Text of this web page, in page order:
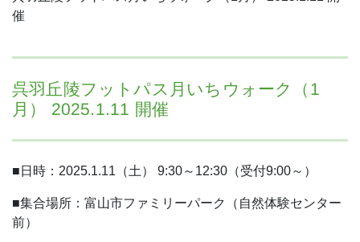
催
呉羽丘陵フットパス月いちウォーク（1
月） 2025.1.11 開催
■日時：2025.1.11（土） 9:30～12:30（受付9:00～）
■集合場所：富山市ファミリーパーク（自然体験センター
前）